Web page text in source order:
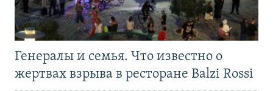
Генералы и семья. Что известно о
жертвах взрыва в ресторане Balzi Rossi